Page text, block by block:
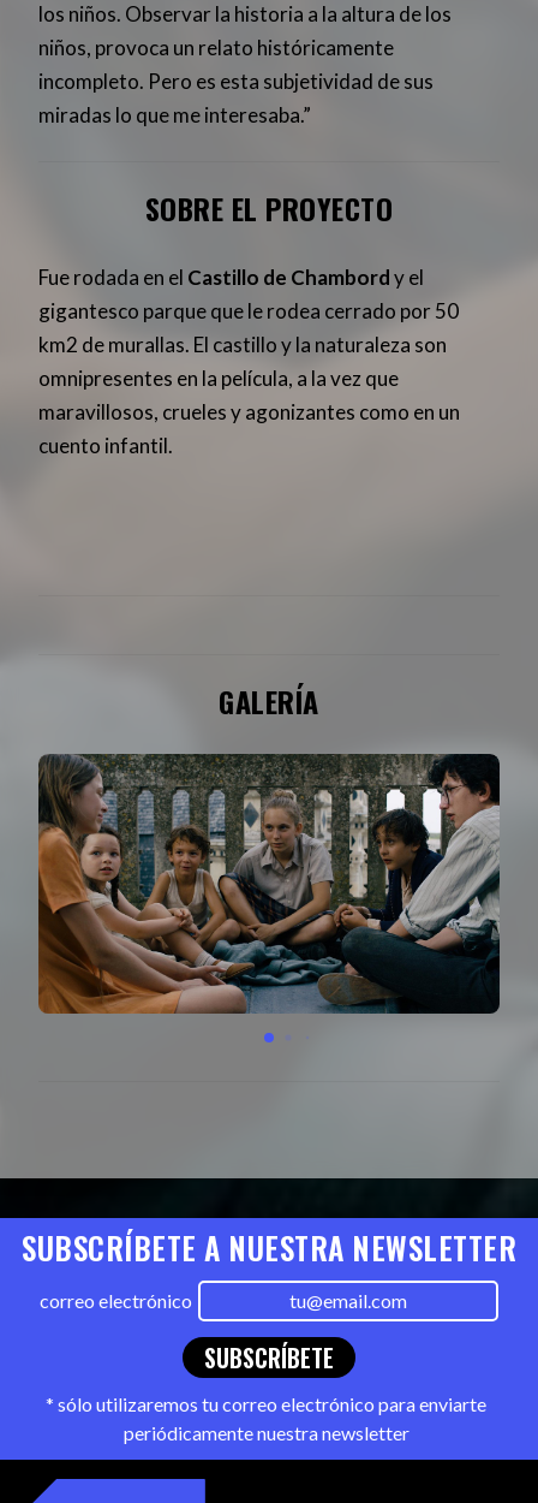
los niños. Observar la historia a la altura de los
niños, provoca un relato históricamente
incompleto. Pero es esta subjetividad de sus
miradas lo que me interesaba.”
SOBRE EL PROYECTO
Fue rodada en el Castillo de Chambordy el
gigantesco parque que le rodea cerrado por 50
km2 de murallas. El castillo y la naturaleza son
omnipresentes en la película, a la vez que
maravillosos, crueles y agonizantes como en un
cuento infantil.
GALERÍA
SUBSCRÍBETE A NUESTRA NEWSLETTER
correo electrónico
SUBSCRÍBETE
* sólo utilizaremos tu correo electrónico para enviarte
periódicamente nuestra newsletter